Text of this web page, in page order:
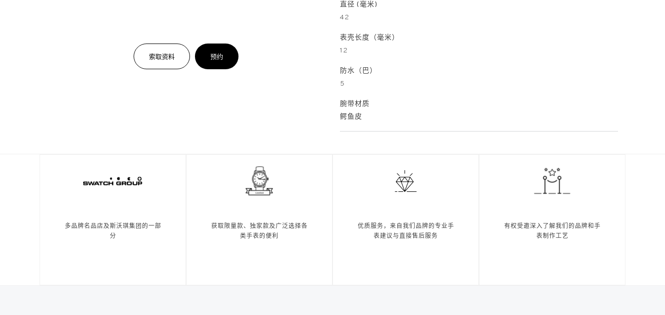
索取资料 预约
直径 (毫米)
42
表壳长度（毫米）
12
防水（巴）
5
腕带材质
鳄鱼皮
多品牌名品店及斯沃琪集团的一部
分
获取限量款、独家款及广泛选择各
类手表的便利
优质服务，来自我们品牌的专业手
表建议与直接售后服务
有权受邀深入了解我们的品牌和手
表制作工艺